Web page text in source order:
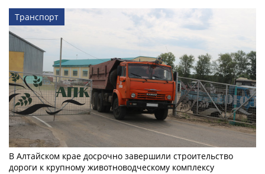
Транспорт
В Алтайском крае досрочно завершили строительство
дороги к крупному животноводческому комплексу